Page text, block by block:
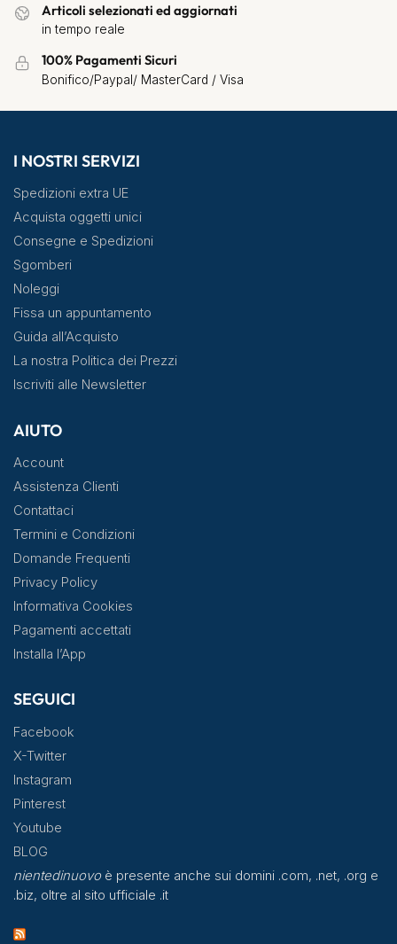
Articoli selezionati ed aggiornati
in tempo reale
100% Pagamenti Sicuri
Bonifico/Paypal/ MasterCard / Visa
I NOSTRI SERVIZI
Spedizioni extra UE
Acquista oggetti unici
Consegne e Spedizioni
Sgomberi
Noleggi
Fissa un appuntamento
Guida all’Acquisto
La nostra Politica dei Prezzi
Iscriviti alle Newsletter
AIUTO
Account
Assistenza Clienti
Contattaci
Termini e Condizioni
Domande Frequenti
Privacy Policy
Informativa Cookies
Pagamenti accettati
Installa l’App
SEGUICI
Facebook
X-Twitter
Instagram
Pinterest
Youtube
BLOG
nientedinuovoè presente anche sui domini .com, .net, .org e
.biz, oltre al sito ufficiale .it